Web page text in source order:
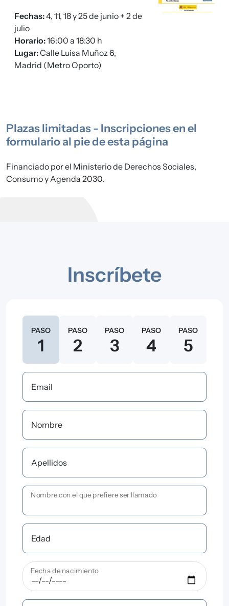
Fechas:4, 11, 18 y 25 de junio + 2 de
julio
Horario:16:00 a 18:30 h
Lugar:Calle Luisa Muñoz 6,
Madrid (Metro Oporto)
Plazas limitadas - Inscripciones en el
formulario al pie de esta página
Financiado por el Ministerio de Derechos Sociales,
Consumo y Agenda 2030.
Inscríbete
Actual
PASO
1
PASO
2
PASO
3
PASO
4
PASO
5
Email
Nombre
Apellidos
Nombre con el que prefiere ser llamado
Edad
Fecha de nacimiento